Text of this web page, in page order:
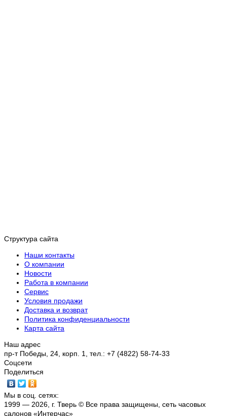
Структура сайта
Наши контакты
О компании
Новости
Работа в компании
Сервис
Условия продажи
Доставка и возврат
Политика конфиденциальности
Карта сайта
Наш адрес
пр-т Победы, 24, корп. 1, тел.: +7 (4822) 58-74-33
Соцсети
Поделиться
Мы в соц. сетях:
1999 — 2026, г. Тверь © Все права защищены, сеть часовых
салонов «Интерчас»